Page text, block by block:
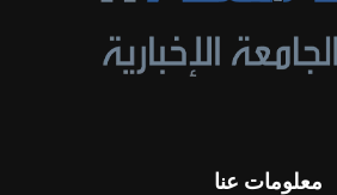
معلومات عنا